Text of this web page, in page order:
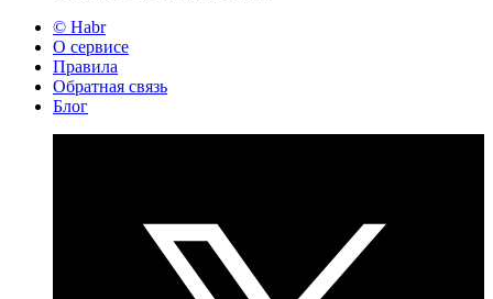
© Habr
О сервисе
Правила
Обратная связь
Блог